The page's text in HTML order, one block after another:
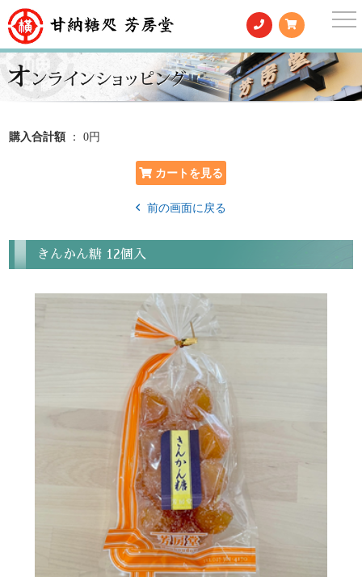
購入合計額 ： 0円
前の画面に戻る
きんかん糖 12個入